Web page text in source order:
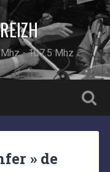
- 107.5 Mhz
» de